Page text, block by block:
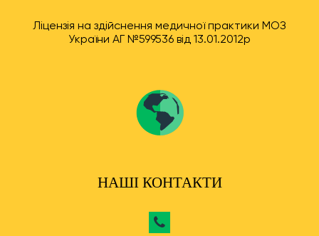
Ліцензія на здійснення медичної практики МОЗ
України АГ №599536 від 13.01.2012р
НАШІ КОНТАКТИ